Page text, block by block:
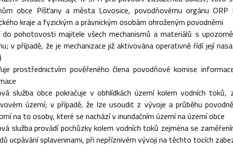
obce Píšťany a města Lovosice, povodňovému orgánu
kraje a fyzickým a právnickým osobám ohroženým povodněmi
do pohotovosti majitele všech mechanismů a materiálů s
v případě, že je mechanizace již aktivována operativně řídí její
prostřednictvím pověřeného člena povodňové komise
služba obce pokračuje v obhlídkách území kolem vodních
území; v případě, že lze usoudit z vývoje a průběhu
na to osoby, které se nachází v inundačním území na území obce
služba provádí pochůzky kolem vodních toků zejména se
ucpávání splaveninami, při nepříznivém vývoji na těchto tocích